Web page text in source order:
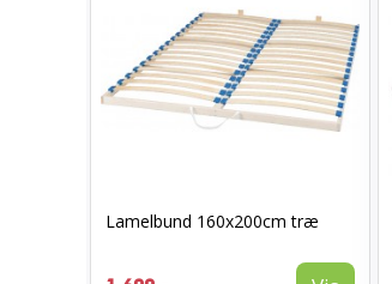
Lamelbund 160x200cm træ